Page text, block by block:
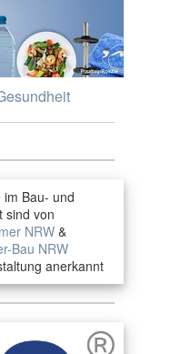
Bau- und
sind von
NRW&
Bau NRW
anerkannt